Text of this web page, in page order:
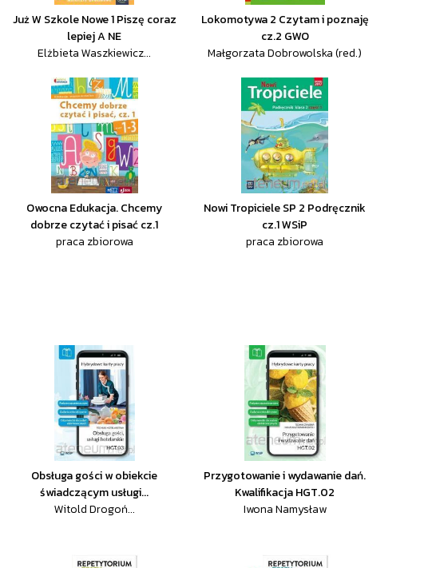
Już W Szkole Nowe 1 Piszę coraz
lepiej A NE
Elżbieta Waszkiewicz...
Lokomotywa 2 Czytam i poznaję
cz.2 GWO
Małgorzata Dobrowolska (red.)
Owocna Edukacja. Chcemy
dobrze czytać i pisać cz.1
praca zbiorowa
Nowi Tropiciele SP 2 Podręcznik
cz.1 WSiP
praca zbiorowa
Obsługa gości w obiekcie
świadczącym usługi...
Witold Drogoń...
Przygotowanie i wydawanie dań.
Kwalifikacja HGT.02
Iwona Namysław